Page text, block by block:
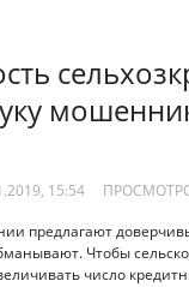
15:54
предлагают
Чтобы
число